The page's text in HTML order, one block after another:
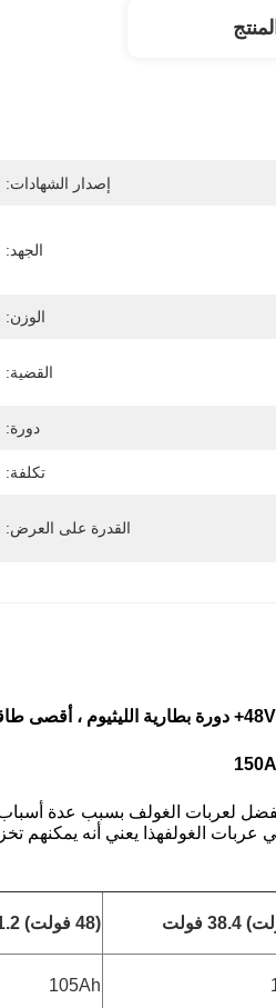
إصدار الشهادات:
الجهد:
الوزن:
القضية:
دورة:
تكلفة:
القدرة على العرض:
عربات الغولفهذا يعني أنه
(48 فولت) 51.2 فولت
105Ah